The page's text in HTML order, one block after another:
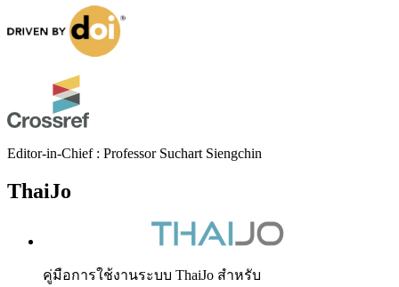
Editor-in-Chief : Professor Suchart Siengchin
ThaiJo
คู่มือการใช้งานระบบ ThaiJo สำหรับ